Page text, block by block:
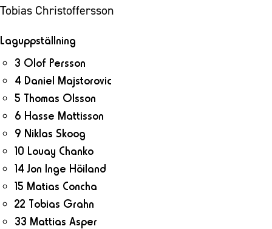
Tobias Christoffersson
Laguppställning
3 Olof Persson
4 Daniel Majstorovic
5 Thomas Olsson
6 Hasse Mattisson
9 Niklas Skoog
10 Louay Chanko
14 Jon Inge Höiland
15 Matias Concha
22 Tobias Grahn
33 Mattias Asper